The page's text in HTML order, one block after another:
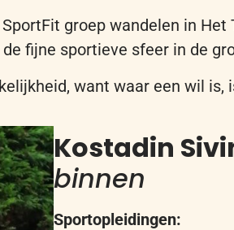
groep wandelen in Het
fijne sportieve sfeer in de
want waar een wil is,
Kostadin
binnen
Sportopleidingen: